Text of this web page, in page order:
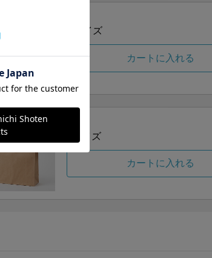
Sサイズ
カートに入れる
Lサイズ
カートに入れる